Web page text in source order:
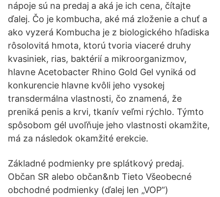
nápoje sú na predaj a aká je ich cena, čítajte
ďalej. Čo je kombucha, aké má zloženie a chuť a
ako vyzerá Kombucha je z biologického hľadiska
rôsolovitá hmota, ktorú tvoria viaceré druhy
kvasiniek, rias, baktérií a mikroorganizmov,
hlavne Acetobacter Rhino Gold Gel vyniká od
konkurencie hlavne kvôli jeho vysokej
transdermálna vlastnosti, čo znamená, že
preniká penis a krvi, tkanív veľmi rýchlo. Týmto
spôsobom gél uvoľňuje jeho vlastnosti okamžite,
má za následok okamžité erekcie.
Základné podmienky pre splátkový predaj.
Občan SR alebo občan&nb Tieto Všeobecné
obchodné podmienky (ďalej len „VOP“)